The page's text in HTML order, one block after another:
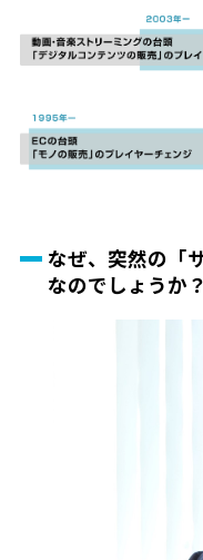
なぜ、突然の「
なのでしょうか？